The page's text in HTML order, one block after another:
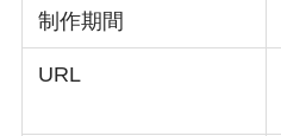
制作期間
URL